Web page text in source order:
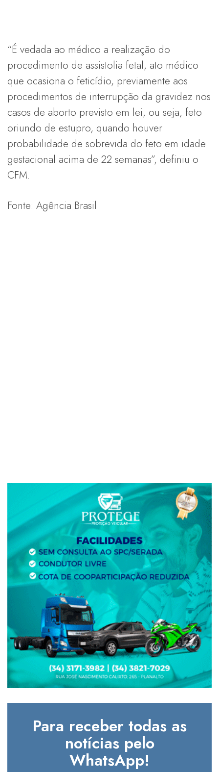
“É vedada ao médico a realização do
procedimento de assistolia fetal, ato médico
que ocasiona o feticídio, previamente aos
procedimentos de interrupção da gravidez nos
casos de aborto previsto em lei, ou seja, feto
oriundo de estupro, quando houver
probabilidade de sobrevida do feto em idade
gestacional acima de 22 semanas”, definiu o
CFM.
Fonte: Agência Brasil
Para receber todas as
notícias pelo
WhatsApp!